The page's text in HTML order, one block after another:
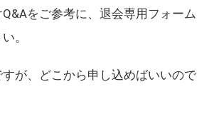
をご参考に、退会専用フォーム
。
が、どこから申し込めばいいので